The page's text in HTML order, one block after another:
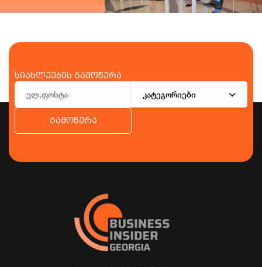
სიახლეების გამოწერა
კატეგორიები
გამოწერა